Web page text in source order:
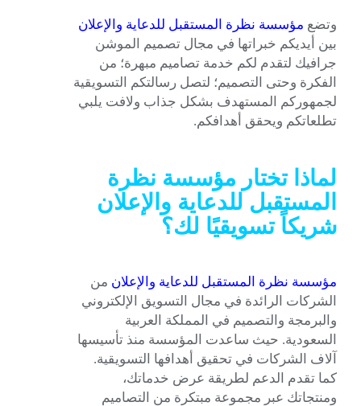
وتضع مؤسسة نظرة المستقبل للدعاية والإعلان
بين أيديكم خبراتها في مجال تصميم الموشن
جرافيك لتقدم لكم خدمة تصاميم مبهرة؛ من
الفكرة وحتى التصميم؛ لتصل رسالتكم التسويقية
لجمهوركم المستهدف بشكل جذاب ولافت يلبي
تطلعاتكم ويحقق أهدافكم.
لماذا تختار مؤسسة نظرة
المستقبل للدعاية والإعلان
شريكاً تسويقيًا لك؟
مؤسسة نظرة المستقبل للدعاية والإعلان من
الشركات الرائدة في مجال التسويق الإلكتروني
والبرمجة والتصميم في المملكة العربية
السعودية. حيث ساعدت المؤسسة منذ تأسيسها
آلاف الشركات في تحقيق أهدافها التسويقية.
كما تقدم الدعم لطريقة عرض خدماتك،
ومنتجاتك عبر مجموعة مبتكرة من التصاميم